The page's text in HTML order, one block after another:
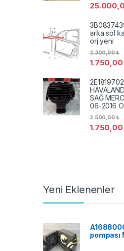
arka sol
orj yeni
1.750,00
2.300,00₺
2E1819702
SAĞ
06-2016
1.750,00
2.500,00₺
Yeni Eklenenler
pompası